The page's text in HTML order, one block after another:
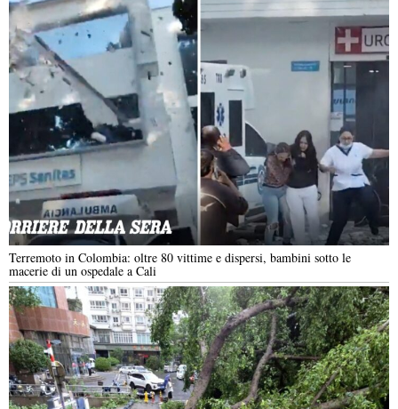
Terremoto in Colombia: oltre 80 vittime e dispersi, bambini sotto le
macerie di un ospedale a Cali